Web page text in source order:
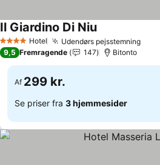
4 StjernerHotel Udendørs pejsstemningSe
Il Giardino Di NiuSe priser
9,5 Fremragende 147 Bitonto
Af 299 kr.
Se priser fra 3 hjemmesider